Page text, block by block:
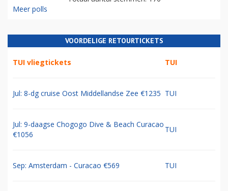
Meer polls
VOORDELIGE RETOURTICKETS
TUI vliegtickets TUI
Jul: 8-dg cruise Oost Middellandse Zee €1235 TUI
Jul: 9-daagse Chogogo Dive & Beach Curacao
€1056
TUI
Sep: Amsterdam - Curacao €569 TUI